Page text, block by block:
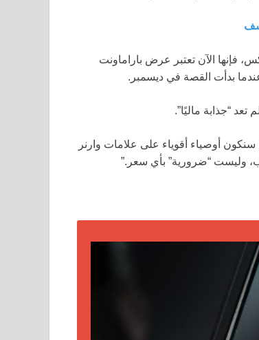
فإنها الآن تعتبر عرض باراماونت
بدأت القصة في ديسمبر.
“جذابة ماليًا”.
سنكون أوصياء أقوياء على علامات وارنر
وليست “ضرورية” بأي سعر.”